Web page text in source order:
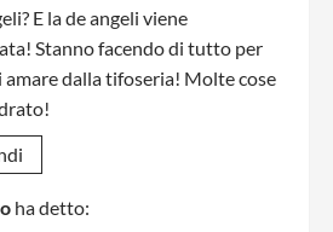
E la de angeli viene
Stanno facendo di tutto per
amare dalla tifoseria! Molte cose
ha detto: